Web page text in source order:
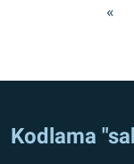
«
Kodlama